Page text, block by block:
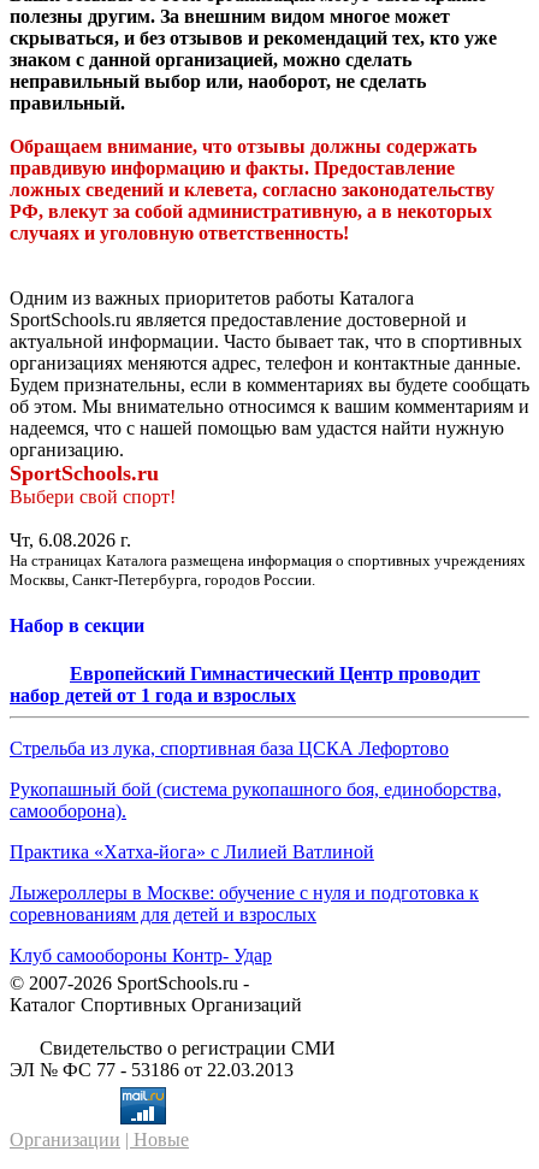
полезны другим. За внешним видом многое может
скрываться, и без отзывов и рекомендаций тех, кто уже
знаком с данной организацией, можно сделать
неправильный выбор или, наоборот, не сделать
правильный.
Обращаем внимание, что отзывы должны содержать
правдивую информацию и факты. Предоставление
ложных сведений и клевета, согласно законодательству
РФ, влекут за собой административную, а в некоторых
случаях и уголовную ответственность!
Одним из важных приоритетов работы Каталога
SportSchools.ru является предоставление достоверной и
актуальной информации. Часто бывает так, что в спортивных
организациях меняются адрес, телефон и контактные данные.
Будем признательны, если в комментариях вы будете сообщать
об этом. Мы внимательно относимся к вашим комментариям и
надеемся, что с нашей помощью вам удастся найти нужную
организацию.
SportSchools.ru
Выбери свой спорт!
Чт, 6.08.2026 г.
На страницах Каталога размещена информация о спортивных учреждениях
Москвы, Санкт-Петербурга, городов России.
Набор в секции
Европейский Гимнастический Центр проводит
набор детей от 1 года и взрослых
Стрельба из лука, спортивная база ЦСКА Лефортово
Рукопашный бой (система рукопашного боя, единоборства,
самооборона).
Практика «Хатха-йога» с Лилией Ватлиной
Лыжероллеры в Москве: обучение с нуля и подготовка к
соревнованиям для детей и взрослых
Клуб самообороны Контр- Удар
© 2007-2026 SportSchools.ru -
Каталог Спортивных Организаций
Свидетельство о регистрации СМИ
ЭЛ № ФС 77 - 53186 от 22.03.2013
Организации | Новые